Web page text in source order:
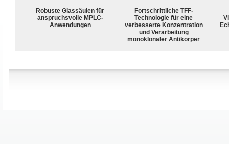
Robuste Glassäulen für
anspruchsvolle MPLC-
Anwendungen
Fortschrittliche TFF-
Technologie für eine
verbesserte Konzentration
und Verarbeitung
monoklonaler Antikörper